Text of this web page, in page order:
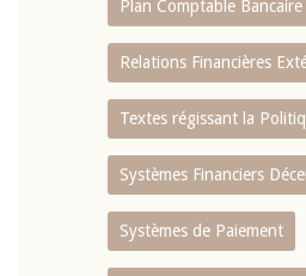
Plan Comptable Bancaire
Relations Financières
Textes régissant la
Systèmes Financiers
Systèmes de Paiement